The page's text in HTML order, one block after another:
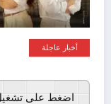
أخبار عاجلة
اضغط على